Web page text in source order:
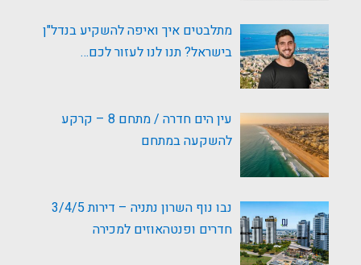
מתלבטים איך ואיפה להשקיע בנדל"ן
בישראל? תנו לנו לעזור לכם…
עין הים חדרה / מתחם 8 – קרקע
להשקעה במתחם
נבו נוף השרון נתניה – דירות 3/4/5
חדרים ופנטהאוזים למכירה